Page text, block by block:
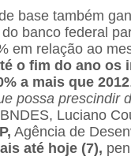
base também
banco federal
em relação ao
o fim do ano os
a mais que 2012
possa prescindir
Luciano
Agência de
até hoje (7),